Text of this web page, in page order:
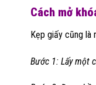
Cách mở
Kẹp giấy cũng là
Bước 1: Lấy một